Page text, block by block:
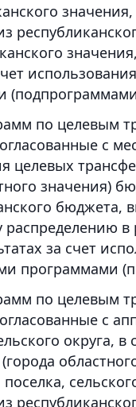
по целевым
с
целевых
значения)
за счет
программами
по целевым
с
округа,